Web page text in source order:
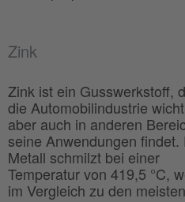
Zink
Zink ist ein Gusswerkstoff,
die Automobilindustrie
aber auch in anderen
seine Anwendungen findet.
Metall schmilzt bei einer
Temperatur von 419,5 °C,
im Vergleich zu den meisten